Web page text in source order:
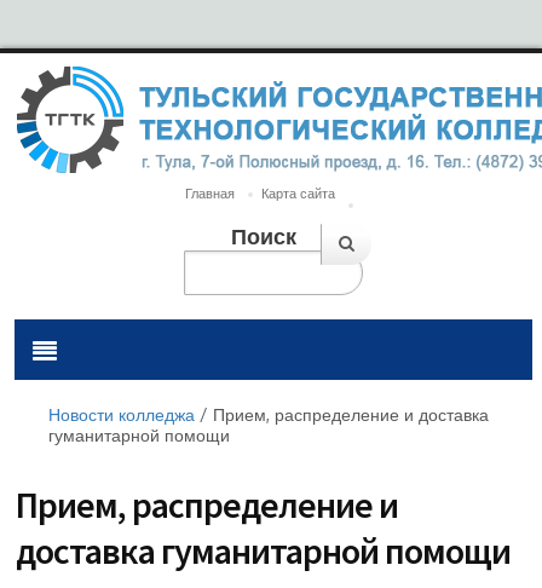
Главная Карта сайта
Поиск
Новости колледжа / Прием, распределение и доставка
гуманитарной помощи
Прием, распределение и
доставка гуманитарной помощи